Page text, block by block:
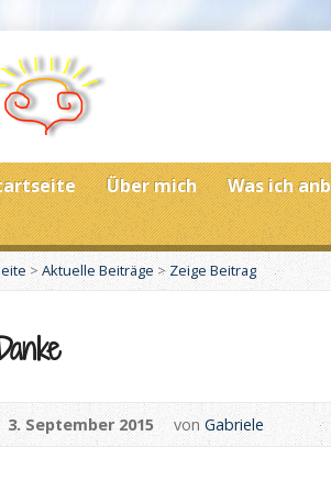
Über mich Was ich
>Aktuelle Beiträge >Zeige Beitrag
3. September 2015 vonGabriele